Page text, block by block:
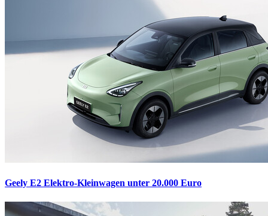
Geely E2 Elektro-Kleinwagen unter 20.000 Euro